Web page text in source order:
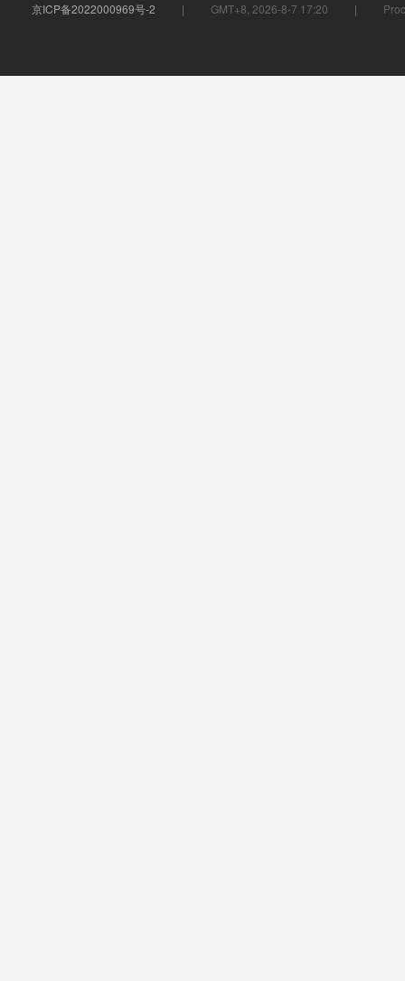
京ICP备2022000969号-2 GMT+8, 2026-8-7 17:20